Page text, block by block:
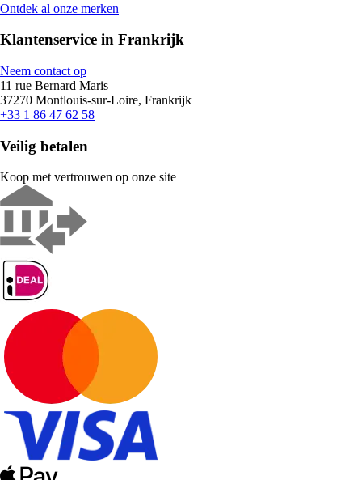
Ontdek al onze merken
Klantenservice in Frankrijk
Neem contact op
11 rue Bernard Maris
37270 Montlouis-sur-Loire, Frankrijk
+33 1 86 47 62 58
Veilig betalen
Koop met vertrouwen op onze site